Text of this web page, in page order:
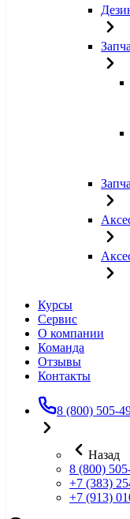
Курсы
Сервис
О компании
Команда
Отзывы
Контакты
8 (800) 505-
Назад
8 (800)
+7 (383)
+7 (913)